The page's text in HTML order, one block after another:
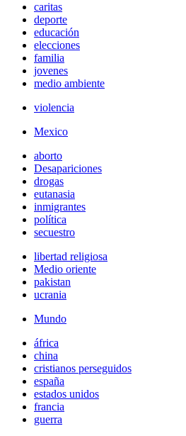
caritas
deporte
educación
elecciones
familia
jovenes
medio ambiente
violencia
Mexico
aborto
Desapariciones
drogas
eutanasia
inmigrantes
política
secuestro
libertad religiosa
Medio oriente
pakistan
ucrania
Mundo
áfrica
china
cristianos perseguidos
españa
estados unidos
francia
guerra